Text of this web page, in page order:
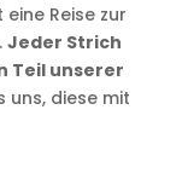
Reise zur
Jeder Strich
Teil unserer
uns, diese mit